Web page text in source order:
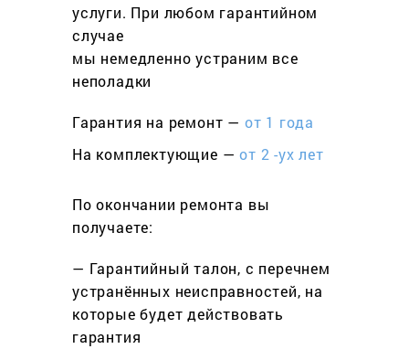
услуги. При любом гарантийном
cлучае
мы немедленно устраним все
неполадки
Гарантия на ремонт — от 1 года
На комплектующие —от 2 -ух лет
По окончании ремонта вы
получаете:
— Гарантийный талон, с перечнем
устранённых неисправностей, на
которые будет действовать
гарантия